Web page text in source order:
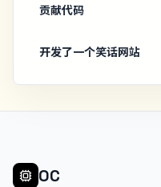
贡献代码
开发了一个笑话网站
OC